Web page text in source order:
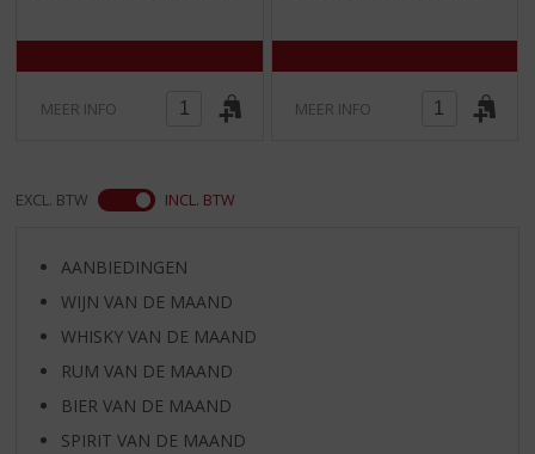
MEER INFO MEER INFO
EXCL. BTW INCL. BTW
AANBIEDINGEN
WIJN VAN DE MAAND
WHISKY VAN DE MAAND
RUM VAN DE MAAND
BIER VAN DE MAAND
SPIRIT VAN DE MAAND